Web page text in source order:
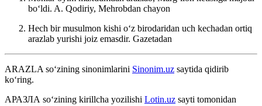
boʻldi. A. Qodiriy, Mehrobdan chayon
Hech bir musulmon kishi oʻz birodaridan uch kechadan ortiq
arazlab yurishi joiz emasdir. Gazetadan
ARAZLA so‘zining sinonimlarini Sinonim.uz saytida qidirib
ko‘ring.
АРАЗЛА so‘zining kirillcha yozilishi Lotin.uz sayti tomonidan